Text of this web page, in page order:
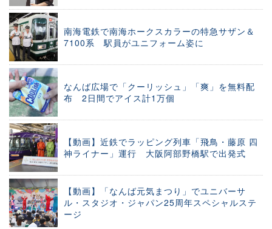
南海電鉄で南海ホークスカラーの特急サザン＆
7100系 駅員がユニフォーム姿に
なんば広場で「クーリッシュ」「爽」を無料配
布 2日間でアイス計1万個
【動画】近鉄でラッピング列車「飛鳥・藤原 四
神ライナー」運行 大阪阿部野橋駅で出発式
【動画】「なんば元気まつり」でユニバーサ
ル・スタジオ・ジャパン25周年スペシャルステ
ージ